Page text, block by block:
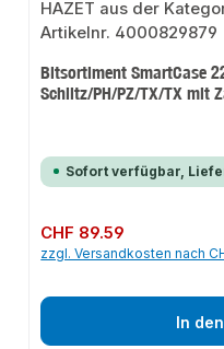
Bitsortiment SmartCase
Schlitz/PH/PZ/TX/TX mit
Sofort verfügbar,
Regulärer Preis:
CHF 89.59
zzgl. Versandkosten nach
In